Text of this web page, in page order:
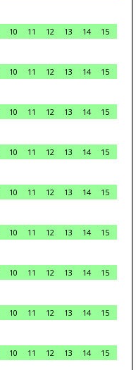
10 11 12 13 14
15
10 11 12 13 14
15
10 11 12 13 14
15
10 11 12 13 14
15
10 11 12 13 14
15
10 11 12 13 14
15
10 11 12 13 14
15
10 11 12 13 14
15
10 11 12 13 14
15